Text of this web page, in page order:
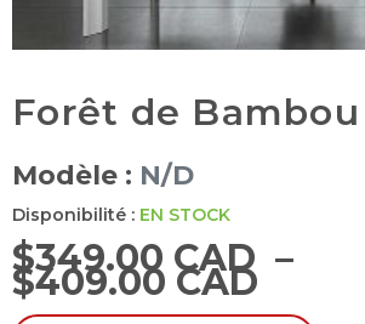
Forêt de Bambou
Modèle : N/D
Disponibilité : EN STOCK
$349.00 CAD –
$409.00 CAD